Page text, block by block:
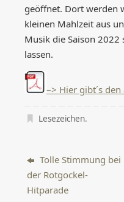
geöffnet. Dort werden
kleinen Mahlzeit aus
Musik die Saison 2022
lassen.
–> Hier gibt´s
Lesezeichen.
Tolle Stimmung bei
der Rotgockel-
Hitparade